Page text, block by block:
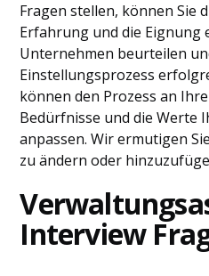
Fragen stellen, können Sie
Erfahrung und die Eignung
Unternehmen beurteilen
Einstellungsprozess
können den Prozess an
Bedürfnisse und die Werte
anpassen. Wir ermutigen
zu ändern oder
Interview